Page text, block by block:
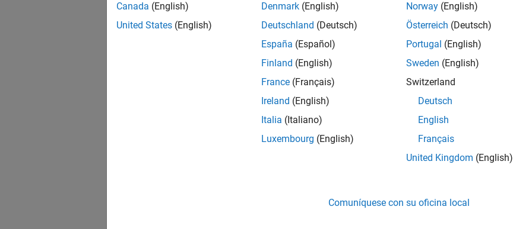
Canada (English)
United States (English)
Denmark (English)
Deutschland (Deutsch)
España (Español)
Finland (English)
France (Français)
Ireland (English)
Italia (Italiano)
Luxembourg (English)
Norway (English)
Österreich (Deutsch)
Portugal (English)
Sweden (English)
Switzerland
Deutsch
English
Français
United Kingdom (English)
Comuníquese con su oficina local